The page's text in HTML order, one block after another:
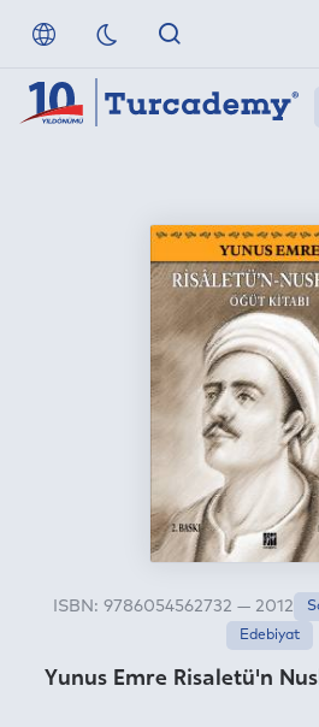
Referanslarımız
Nasıl Erişirim
Anlaşmalı Yayınevleri
Yunus Emre Risaletü'n
ISBN: 9786054562732 — 2012
Edebiyat